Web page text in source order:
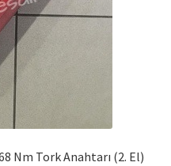
Nm Tork Anahtarı (2. El)